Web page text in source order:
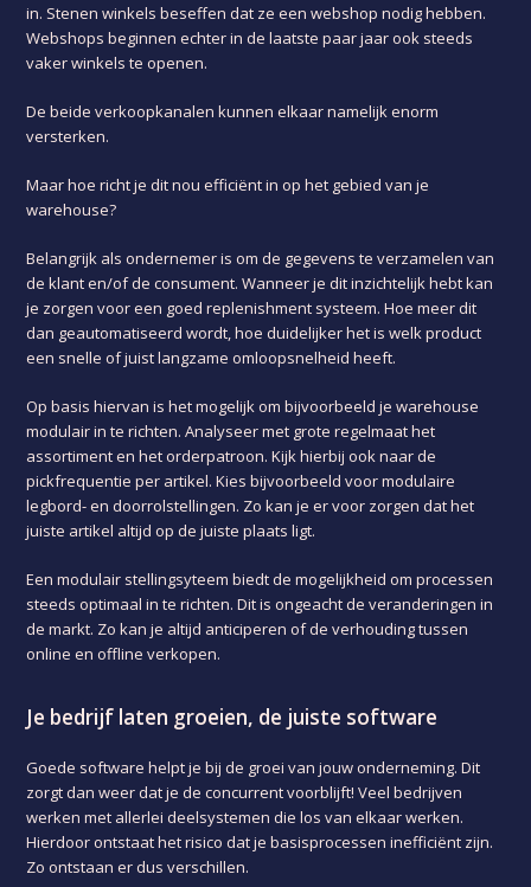
in. Stenen winkels beseffen dat ze een webshop nodig hebben.
Webshops beginnen echter in de laatste paar jaar ook steeds
vaker winkels te openen.
De beide verkoopkanalen kunnen elkaar namelijk enorm
versterken.
Maar hoe richt je dit nou efficiënt in op het gebied van je
warehouse?
Belangrijk als ondernemer is om de gegevens te verzamelen van
de klant en/of de consument. Wanneer je dit inzichtelijk hebt kan
je zorgen voor een goed replenishment systeem. Hoe meer dit
dan geautomatiseerd wordt, hoe duidelijker het is welk product
een snelle of juist langzame omloopsnelheid heeft.
Op basis hiervan is het mogelijk om bijvoorbeeld je warehouse
modulair in te richten. Analyseer met grote regelmaat het
assortiment en het orderpatroon. Kijk hierbij ook naar de
pickfrequentie per artikel. Kies bijvoorbeeld voor modulaire
legbord- en doorrolstellingen. Zo kan je er voor zorgen dat het
juiste artikel altijd op de juiste plaats ligt.
Een modulair stellingsyteem biedt de mogelijkheid om processen
steeds optimaal in te richten. Dit is ongeacht de veranderingen in
de markt. Zo kan je altijd anticiperen of de verhouding tussen
online en offline verkopen.
Je bedrijf laten groeien, de juiste software
Goede software helpt je bij de groei van jouw onderneming. Dit
zorgt dan weer dat je de concurrent voorblijft! Veel bedrijven
werken met allerlei deelsystemen die los van elkaar werken.
Hierdoor ontstaat het risico dat je basisprocessen inefficiënt zijn.
Zo ontstaan er dus verschillen.